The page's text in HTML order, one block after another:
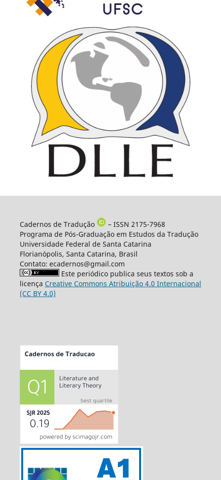
Cadernos de Tradução
– ISSN 2175-7968
Programa de Pós-Graduação em Estudos da Tradução
Universidade Federal de Santa Catarina
Florianópolis, Santa Catarina, Brasil
Contato: ecadernos@gmail.com
Este periódico publica seus textos sob a
licença Creative Commons Atribuição 4.0 Internacional
(CC BY 4.0)